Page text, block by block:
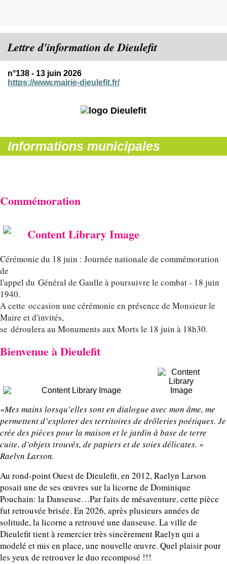
Lettre d'information de Dieulefit
n°138 - 13 juin 2026
https://www.mairie-dieulefit.fr/
Informations municipales
Commémoration
Cérémonie du 18 juin : Journée nationale de commémoration
de
l'appel du Général de Gaulle à poursuivre le combat - 18 juin
1940.
A cette occasion une cérémonie en présence de Monsieur le
Maire et d'invités,
se déroulera au Monuments aux Morts le 18 juin à 18h30.
Bienvenue à Dieulefit
«Mes mains lorsqu’elles sont en dialogue avec mon âme, me
permettent d’explorer des territoires de drôleries poétiques. Je
crée des pièces pour la maison et le jardin à base de terre
cuite, d’objets trouvés, de papiers et de soies délicates. »
Raelyn Larson.
Au rond-point Ouest de Dieulefit, en 2012, Raelyn Larson
posait une de ses œuvres sur la licorne de Dominique
Pouchain: la Danseuse…Par faits de mésaventure, cette pièce
fut retrouvée brisée. En 2026, après plusieurs années de
solitude, la licorne a retrouvé une danseuse. La ville de
Dieulefit tient à remercier très sincèrement Raelyn qui a
modelé et mis en place, une nouvelle œuvre. Quel plaisir pour
les yeux de retrouver le duo recomposé !!!